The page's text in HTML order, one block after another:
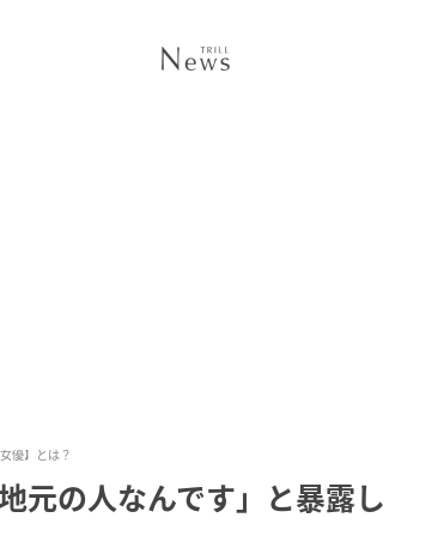
優】とは？
元の人なんです」と暴露し